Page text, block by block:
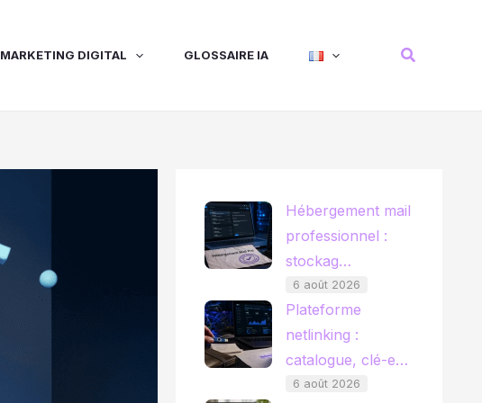
MARKETING DIGITAL GLOSSAIRE IA
Hébergement mail
professionnel :
stockag…
6 août 2026
Plateforme
netlinking :
catalogue, clé-e…
6 août 2026